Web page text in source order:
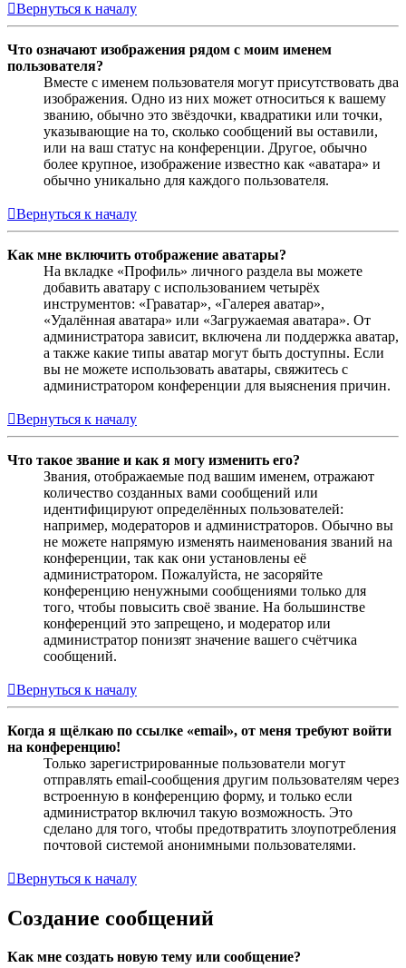
Вернуться к началу
Что означают изображения рядом с моим именем
пользователя?
Вместе с именем пользователя могут присутствовать два
изображения. Одно из них может относиться к вашему
званию, обычно это звёздочки, квадратики или точки,
указывающие на то, сколько сообщений вы оставили,
или на ваш статус на конференции. Другое, обычно
более крупное, изображение известно как «аватара» и
обычно уникально для каждого пользователя.
Вернуться к началу
Как мне включить отображение аватары?
На вкладке «Профиль» личного раздела вы можете
добавить аватару с использованием четырёх
инструментов: «Граватар», «Галерея аватар»,
«Удалённая аватара» или «Загружаемая аватара». От
администратора зависит, включена ли поддержка аватар,
а также какие типы аватар могут быть доступны. Если
вы не можете использовать аватары, свяжитесь с
администратором конференции для выяснения причин.
Вернуться к началу
Что такое звание и как я могу изменить его?
Звания, отображаемые под вашим именем, отражают
количество созданных вами сообщений или
идентифицируют определённых пользователей:
например, модераторов и администраторов. Обычно вы
не можете напрямую изменять наименования званий на
конференции, так как они установлены её
администратором. Пожалуйста, не засоряйте
конференцию ненужными сообщениями только для
того, чтобы повысить своё звание. На большинстве
конференций это запрещено, и модератор или
администратор понизят значение вашего счётчика
сообщений.
Вернуться к началу
Когда я щёлкаю по ссылке «email», от меня требуют войти
на конференцию!
Только зарегистрированные пользователи могут
отправлять email-сообщения другим пользователям через
встроенную в конференцию форму, и только если
администратор включил такую возможность. Это
сделано для того, чтобы предотвратить злоупотребления
почтовой системой анонимными пользователями.
Вернуться к началу
Создание сообщений
Как мне создать новую тему или сообщение?